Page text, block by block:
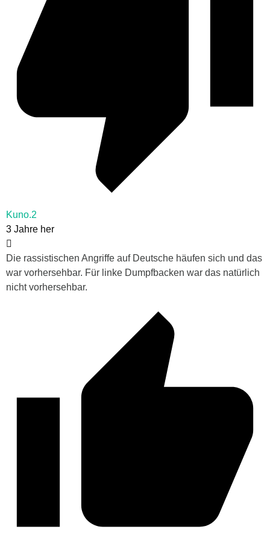
Kuno.2
3 Jahre her
Die rassistischen Angriffe auf Deutsche häufen sich und das
war vorhersehbar. Für linke Dumpfbacken war das natürlich
nicht vorhersehbar.